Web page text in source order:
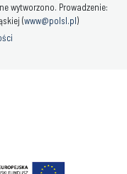
wytworzono. Prowadzenie:
(www@polsl.pl)